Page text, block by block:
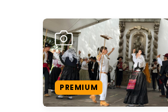
PREMIUM